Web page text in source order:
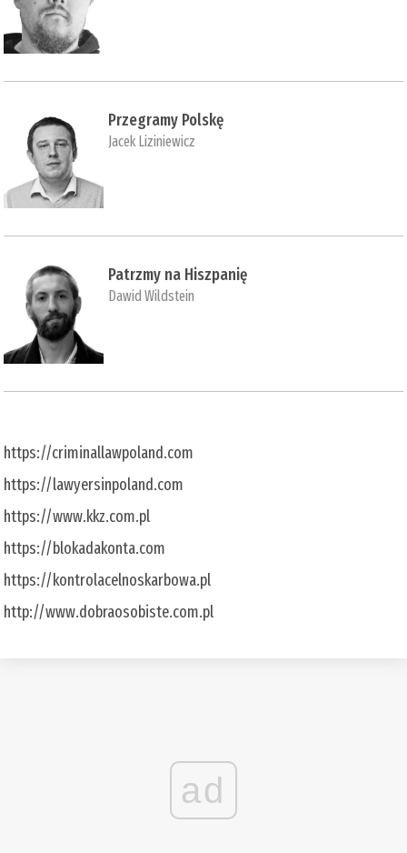
Przegramy Polskę
Jacek Liziniewicz
Patrzmy na Hiszpanię
Dawid Wildstein
https://criminallawpoland.com
https://lawyersinpoland.com
https://www.kkz.com.pl
https://blokadakonta.com
https://kontrolacelnoskarbowa.pl
http://www.dobraosobiste.com.pl
ad